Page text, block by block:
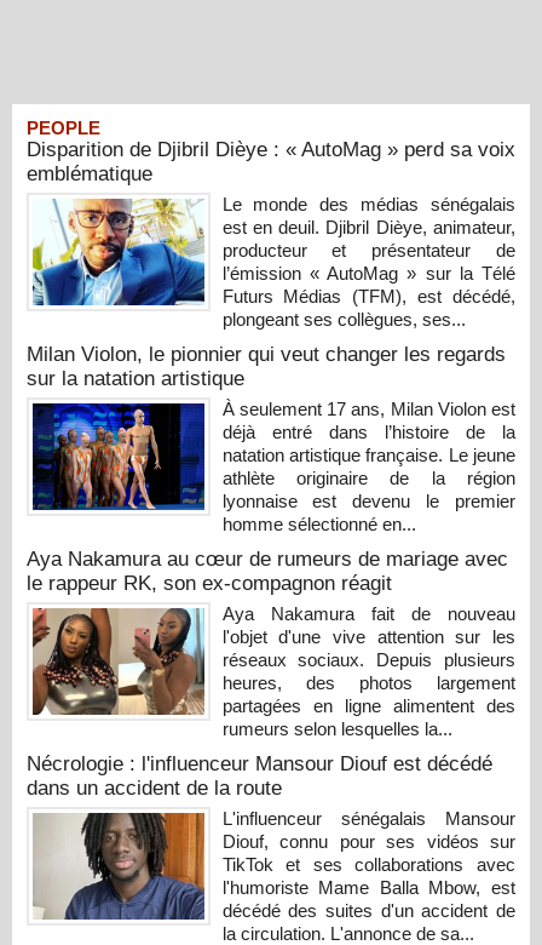
PEOPLE
Disparition de Djibril Dièye : « AutoMag » perd sa voix
emblématique
Le monde des médias sénégalais
est en deuil. Djibril Dièye, animateur,
producteur et présentateur de
l’émission « AutoMag » sur la Télé
Futurs Médias (TFM), est décédé,
plongeant ses collègues, ses...
Milan Violon, le pionnier qui veut changer les regards
sur la natation artistique
À seulement 17 ans, Milan Violon est
déjà entré dans l’histoire de la
natation artistique française. Le jeune
athlète originaire de la région
lyonnaise est devenu le premier
homme sélectionné en...
Aya Nakamura au cœur de rumeurs de mariage avec
le rappeur RK, son ex-compagnon réagit
Aya Nakamura fait de nouveau
l'objet d'une vive attention sur les
réseaux sociaux. Depuis plusieurs
heures, des photos largement
partagées en ligne alimentent des
rumeurs selon lesquelles la...
Nécrologie : l'influenceur Mansour Diouf est décédé
dans un accident de la route
L'influenceur sénégalais Mansour
Diouf, connu pour ses vidéos sur
TikTok et ses collaborations avec
l'humoriste Mame Balla Mbow, est
décédé des suites d'un accident de
la circulation. L'annonce de sa...